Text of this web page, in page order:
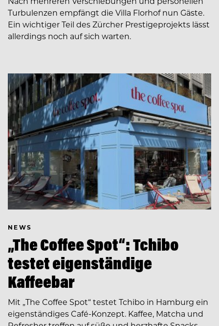
Turbulenzen empfängt die Villa Florhof nun Gäste.
Ein wichtiger Teil des Zürcher Prestigeprojekts lässt
allerdings noch auf sich warten.
NEWS
„The Coffee Spot“: Tchibo
testet eigenständige
Kaffeebar
Mit „The Coffee Spot“ testet Tchibo in Hamburg ein
eigenständiges Café-Konzept. Kaffee, Matcha und